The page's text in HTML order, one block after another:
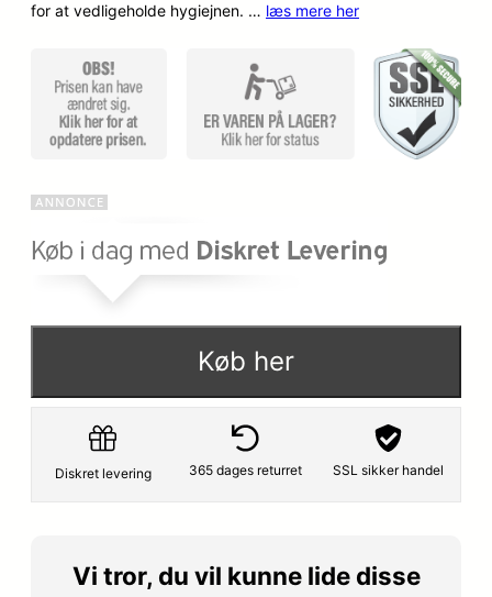
for at vedligeholde hygiejnen. … læs mere her
Køb her
Diskret levering 365 dages returret SSL sikker handel
Vi tror, du vil kunne lide disse